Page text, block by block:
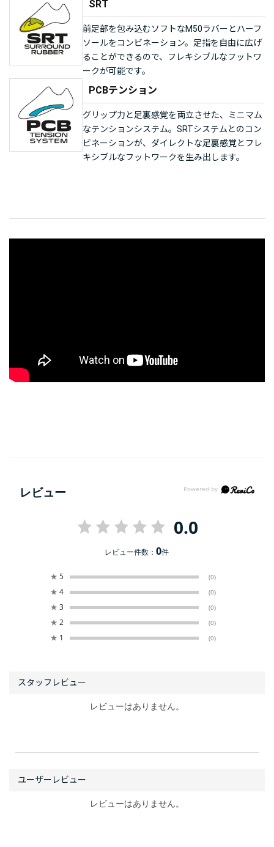
SRT
前足部を包み込むソフトなM50ラバーとハーフ
ソールをコンビネーション。足指を自由に広げ
ることができるので、フレキシブルなフットワ
ークが可能です。
PCBテンション
グリップ力と足裏感覚を両立させた、ミニマム
なテンションシステム。SRTシステムとのコン
ビネーションが、ダイレクトな足裏感覚とフレ
キシブルなフットワークを生み出します。
レビュー
0.0
レビュー件数：0件
★ 5 (0)
★ 4 (0)
★ 3 (0)
★ 2 (0)
★ 1 (0)
レビューはありません。
レビューはありません。